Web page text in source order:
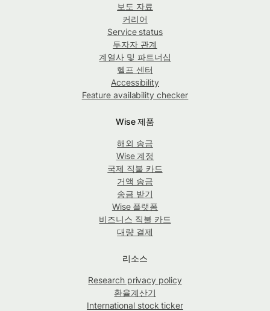
보도 자료
커리어
Service status
투자자 관계
계열사 및 파트너십
헬프 센터
Accessibility
Feature availability checker
Wise 제품
해외 송금
Wise 계정
국제 직불 카드
거액 송금
송금 받기
Wise 플랫폼
비즈니스 직불 카드
대량 결제
리소스
Research privacy policy
환율계산기
International stock ticker